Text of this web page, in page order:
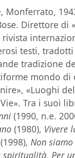
Monferrato,
Direttore di
testi,
tradizione
mondo di
«Luoghi
Vie». Tra i suoi
(1990, n.e.
(1980), Vivere
(1998),Non
spiritualità. Per